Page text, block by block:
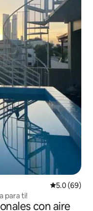
Calificación
5.0 (69)
para ti!
con aire